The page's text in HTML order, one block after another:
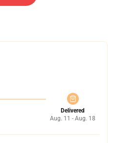
Delivered
Aug. 11 - Aug. 18